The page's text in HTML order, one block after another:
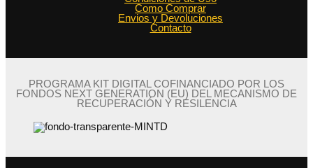
Como Comprar
Envios y Devoluciones
Contacto
PROGRAMA KIT DIGITAL COFINANCIADO POR LOS
FONDOS NEXT GENERATION (EU) DEL MECANISMO DE
RECUPERACIÓN Y RESILENCIA